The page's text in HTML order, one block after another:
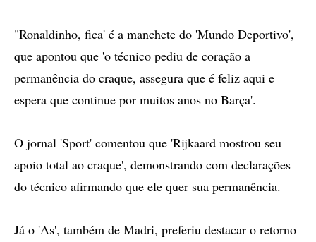
"Ronaldinho, fica' é a manchete do 'Mundo Deportivo',
que apontou que 'o técnico pediu de coração a
permanência do craque, assegura que é feliz aqui e
espera que continue por muitos anos no Barça'.
O jornal 'Sport' comentou que 'Rijkaard mostrou seu
apoio total ao craque', demonstrando com declarações
do técnico afirmando que ele quer sua permanência.
Já o 'As', também de Madri, preferiu destacar o retorno